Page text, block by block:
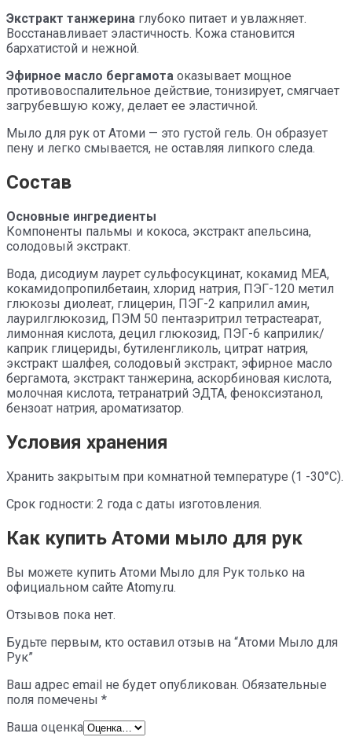
Экстракт танжерина глубоко питает и увлажняет.
Восстанавливает эластичность. Кожа становится
бархатистой и нежной.
Эфирное масло бергамота оказывает мощное
противовоспалительное действие, тонизирует, смягчает
загрубевшую кожу, делает ее эластичной.
Мыло для рук от Атоми — это густой гель. Он образует
пену и легко смывается, не оставляя липкого следа.
Состав
Основные ингредиенты
Компоненты пальмы и кокоса, экстракт апельсина,
солодовый экстракт.
Вода, дисодиум лаурет сульфосукцинат, кокамид МЕА,
кокамидопропилбетаин, хлорид натрия, ПЭГ-120 метил
глюкозы диолеат, глицерин, ПЭГ-2 каприлил амин,
лаурилглюкозид, ПЭМ 50 пентаэритрил тетрастеарат,
лимонная кислота, децил глюкозид, ПЭГ-6 каприлик/
каприк глицериды, бутиленгликоль, цитрат натрия,
экстракт шалфея, солодовый экстракт, эфирное масло
бергамота, экстракт танжерина, аскорбиновая кислота,
молочная кислота, тетранатрий ЭДТА, феноксиэтанол,
бензоат натрия, ароматизатор.
Условия хранения
Хранить закрытым при комнатной температуре (1 -30°С).
Срок годности: 2 года с даты изготовления.
Как купить Атоми мыло для рук
Вы можете купить Атоми Мыло для Рук только на
официальном сайте Atomy.ru.
Отзывов пока нет.
Будьте первым, кто оставил отзыв на “Атоми Мыло для
Рук”
Ваш адрес email не будет опубликован. Обязательные
поля помечены *
Ваша оценка